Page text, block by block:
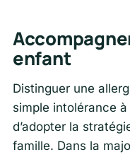
enfant
Distinguer une
simple intolérance
d’adopter la
famille. Dans la